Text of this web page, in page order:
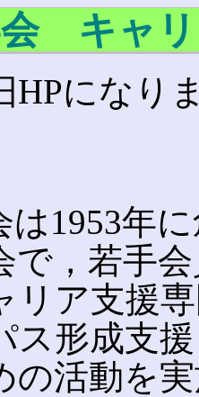
会 キャ
になり
は1953年
で，若手
リア支援
ス形成支
の活動を